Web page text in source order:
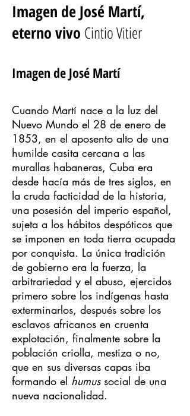
Imagen de José Martí,
eterno vivo Cintio Vitier
Imagen de José Martí
Cuando Martí nace a la luz del
Nuevo Mundo el 28 de enero de
1853, en el aposento alto de una
humilde casita cercana a las
murallas habaneras, Cuba era
desde hacía más de tres siglos, en
la cruda facticidad de la historia,
una posesión del imperio español,
sujeta a los hábitos despóticos que
se imponen en toda tierra ocupada
por conquista. La única tradición
de gobierno era la fuerza, la
arbitrariedad y el abuso, ejercidos
primero sobre los indígenas hasta
exterminarlos, después sobre los
esclavos africanos en cruenta
explotación, finalmente sobre la
población criolla, mestiza o no,
que en sus diversas capas iba
formando el humussocial de una
nueva nacionalidad.